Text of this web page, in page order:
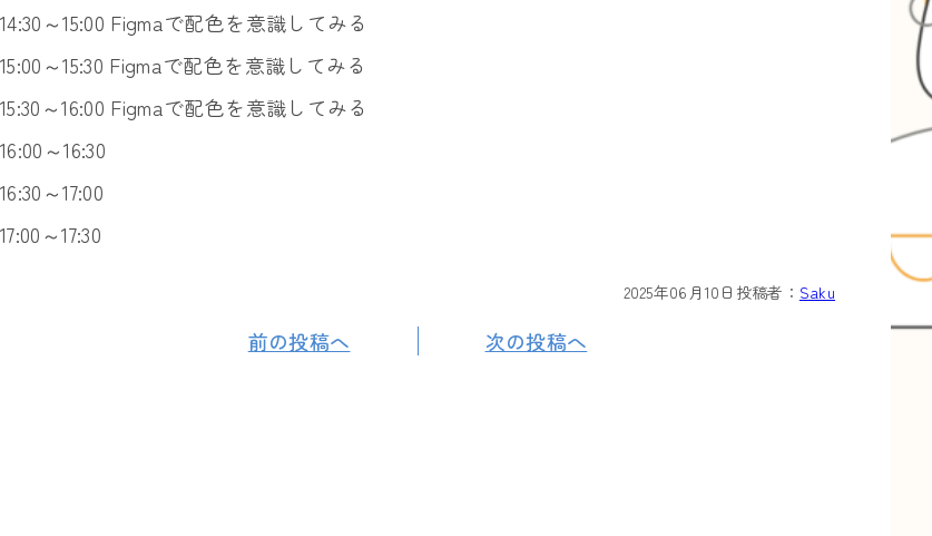
14:30～15:00 Figmaで配色を意識してみる
15:00～15:30 Figmaで配色を意識してみる
15:30～16:00 Figmaで配色を意識してみる
16:00～16:30
16:30～17:00
17:00～17:30
2025年06月10日 投稿者： Saku
前の投稿へ 次の投稿へ